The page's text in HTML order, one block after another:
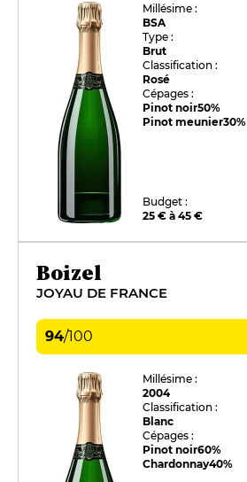
Millésime :
BSA
Type :
Brut
Classification :
Rosé
Cépages :
Pinot noir50%
Pinot meunier30%
Budget :
25 € à 45 €
Boizel
JOYAU DE FRANCE
94/100
Millésime :
2004
Classification :
Blanc
Cépages :
Pinot noir60%
Chardonnay40%